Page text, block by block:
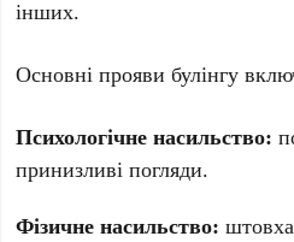
інших.
Основні прояви булінгу
Психологічне насильство:
принизливі погляди.
Фізичне насильство: